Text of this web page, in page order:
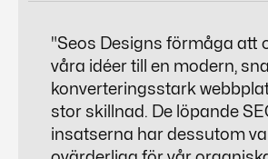
"Seos Designs förmåga att
våra idéer till en modern,
konverteringsstark
stor skillnad. De löpande
insatserna har dessutom